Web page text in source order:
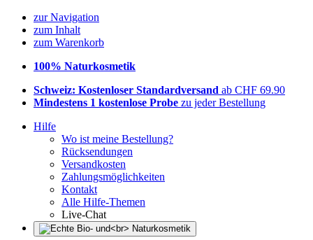
zur Navigation
zum Inhalt
zum Warenkorb
100% Naturkosmetik
Schweiz: Kostenloser Standardversand ab CHF 69.90
Mindestens 1 kostenlose Probe zu jeder Bestellung
Hilfe
Wo ist meine Bestellung?
Rücksendungen
Versandkosten
Zahlungsmöglichkeiten
Kontakt
Alle Hilfe-Themen
Live-Chat